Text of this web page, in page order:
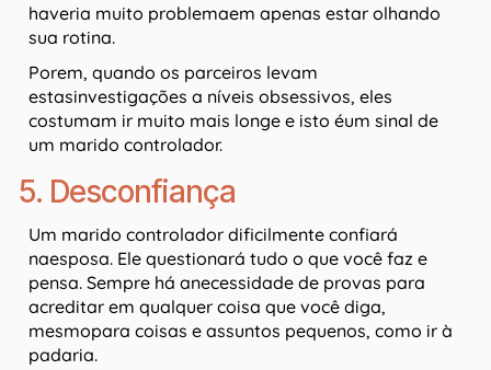
haveria muito problemaem apenas estar olhando
sua rotina.
Porem, quando os parceiros levam
estasinvestigações a níveis obsessivos, eles
costumam ir muito mais longe e isto éum sinal de
um marido controlador.
5. Desconfiança
Um marido controlador dificilmente confiará
naesposa. Ele questionará tudo o que você faz e
pensa. Sempre há anecessidade de provas para
acreditar em qualquer coisa que você diga,
mesmopara coisas e assuntos pequenos, como ir à
padaria.